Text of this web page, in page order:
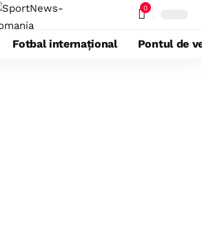
0
Fotbal internațional Pontul de